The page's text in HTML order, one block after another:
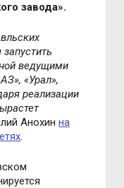
завода».
запустить
ведущими
»,«Урал»,
реализации
Анохинна
.